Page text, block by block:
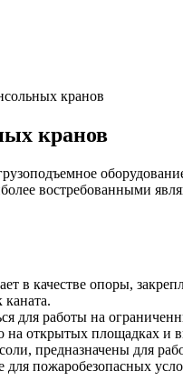
кранов
кранов
востребованными
в качестве опоры,
для работы на
открытых площадках и
предназначены для
пожаробезопасных